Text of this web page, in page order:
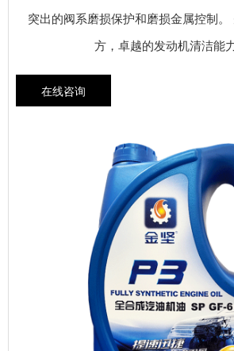
突出的阀系磨损保护和磨损金属控制
方，卓越的发动机清洁
在线咨询